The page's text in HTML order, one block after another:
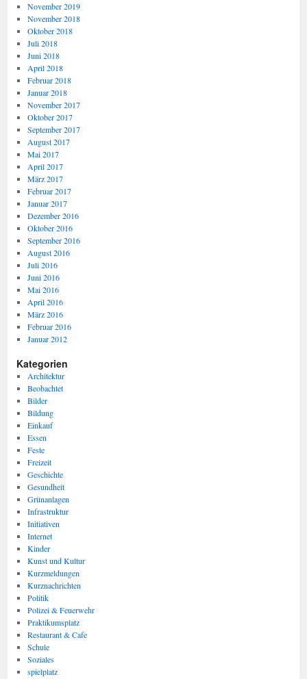
November 2019
November 2018
Oktober 2018
Juli 2018
Juni 2018
April 2018
Februar 2018
Januar 2018
November 2017
Oktober 2017
September 2017
August 2017
Mai 2017
April 2017
März 2017
Februar 2017
Januar 2017
Dezember 2016
Oktober 2016
September 2016
August 2016
Juli 2016
Juni 2016
Mai 2016
April 2016
März 2016
Februar 2016
Januar 2012
Kategorien
Architektur
Beobachtet
Bilder
Bildung
Einkauf
Essen
Feste
Freizeit
Geschichte
Gesundheit
Grünanlagen
Infrastruktur
Initiativen
Internet
Kinder
Kunst und Kultur
Kurzmeldungen
Kurznachrichten
Politik
Polizei & Feuerwehr
Praktikumsplatz
Restaurant & Cafe
Schule
Soziales
spielplatz